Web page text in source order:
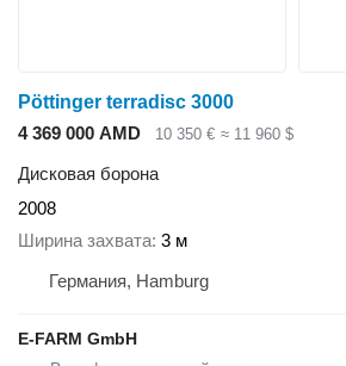
Pöttinger terradisc 3000
4 369 000 AMD
10 350 € ≈ 11 960 $
Дисковая борона
2008
Ширина захвата 3 м
Германия, Hamburg
E-FARM GmbH